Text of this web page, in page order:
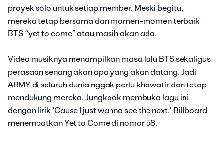
proyek solo untuk setiap member. Meski begitu,
mereka tetap bersama dan momen-momen terbaik
BTS “yet to come” atau masih akan ada.
Video musiknya menampilkan masa lalu BTS sekaligus
perasaan senang akan apa yang akan datang. Jadi
ARMY di seluruh dunia nggak perlu khawatir dan tetap
mendukung mereka. Jungkook membuka lagu ini
dengan lirik ‘Cause I just wanna see the next.’ Billboard
menempatkan Yet to Come di nomor 58.